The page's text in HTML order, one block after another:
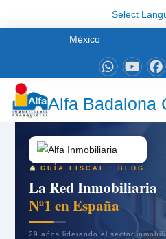
Select
México
Alfa Badalona
GUÍA FISCAL · BLOG
La Red Inmobiliaria
Nº1 en España
29 años liderando el sector